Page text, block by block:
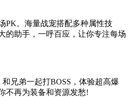
PK。海量战宠搭配多种属性技
的助手，一呼百应，让你专注每场
兄弟一起打BOSS，体验超高爆
不再为装备和资源发愁!